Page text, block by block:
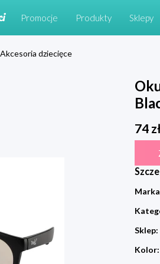
Promocje Produkty Sklepy
Akcesoria dziecięce
74
Marka
Sklep:
Kolor: